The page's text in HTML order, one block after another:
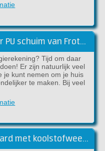
Dak isoleren met spuitbaar PU schuim van Froth-Pak
Tijd om daar
Er zijn natuurlijk veel
je kunt nemen om je huis
te maken. Bij veel
Hoe bekleed je een surfboard met koolstofweefsel en epoxy?